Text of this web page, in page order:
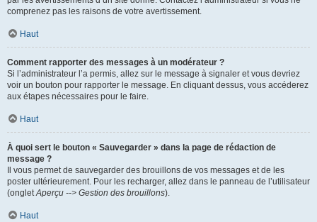
comprenez pas les raisons de votre avertissement.
Haut
Comment rapporter des messages à un modérateur ?
Si l’administrateur l’a permis, allez sur le message à signaler et vous devriez
voir un bouton pour rapporter le message. En cliquant dessus, vous accéderez
aux étapes nécessaires pour le faire.
Haut
À quoi sert le bouton « Sauvegarder » dans la page de rédaction de
message ?
Il vous permet de sauvegarder des brouillons de vos messages et de les
poster ultérieurement. Pour les recharger, allez dans le panneau de l’utilisateur
(ongletAperçu --> Gestion des brouillons).
Haut